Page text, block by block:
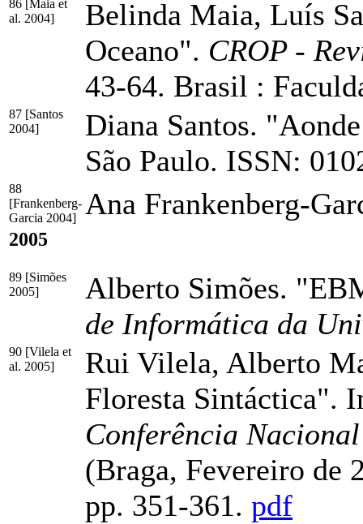
86 [Maia et
al. 2004]
Belinda Maia, Luís
Oceano". CROP -
43-64. Brasil :
87 [Santos
2004]
Diana Santos.
São Paulo. ISSN:
88
[Frankenberg-
Garcia 2004]
Ana Frankenberg-
2005
89 [Simões
2005]
Alberto Simões.
de Informática da
90 [Vilela et
al. 2005]
Rui Vilela, Alberto
Floresta Sintáctica".
Conferência
(Braga, Fevereiro de
pp. 351-361. pdf